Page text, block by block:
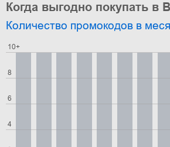
Когда выгодно покупать в
Количество промокодов в
4
6
8
10+